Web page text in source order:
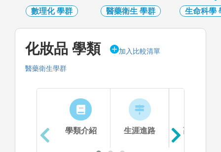
數理化學群 醫藥衛生 學群 生命科學
化妝品 學類 加入比較清單
醫藥衛生學群
學類介紹 生涯進路 高中準備